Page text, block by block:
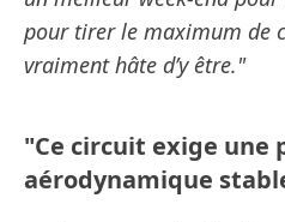
pour tirer le maximum de
vraiment hâte d’y être."
"Ce circuit exige une
aérodynamique